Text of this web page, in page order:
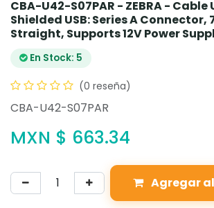
CBA-U42-S07PAR - ZEBRA - Cable
Shielded USB: Series A Connector,
Straight, Supports 12V Power
En Stock: 5
(0 reseña)
CBA-U42-S07PAR
MXN $ 663.34
Agregar